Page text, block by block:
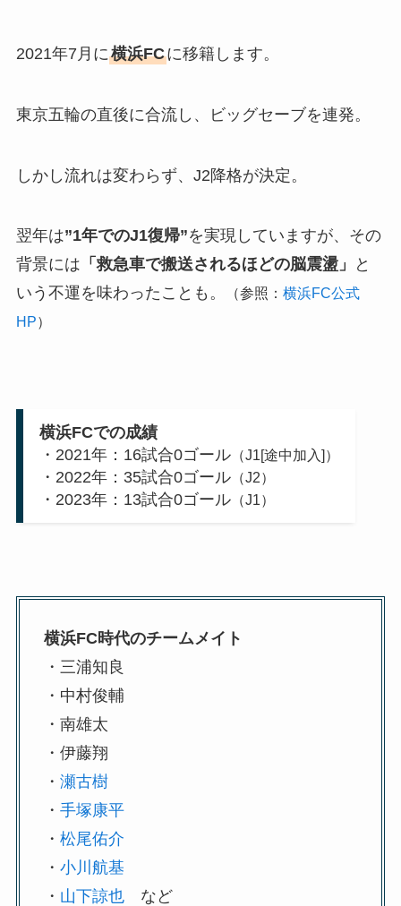
2021年7月に横浜FCに移籍します。
東京五輪の直後に合流し、ビッグセーブを連発。
しかし流れは変わらず、J2降格が決定。
翌年は”1年でのJ1復帰”を実現していますが、その
背景には 「救急車で搬送されるほどの脳震盪」
と
いう不運を味わったことも。
（参照： 横浜FC公式
HP）
横浜FCでの成績
・2021年：16試合0ゴール（J1[途中加入]）
・2022年：35試合0ゴール（J2）
・2023年：13試合0ゴール（J1）
横浜FC時代のチームメイト
・三浦知良
・中村俊輔
・南雄太
・伊藤翔
・ 瀬古樹
・ 手塚康平
・ 松尾佑介
・ 小川航基
・ 山下諒也など